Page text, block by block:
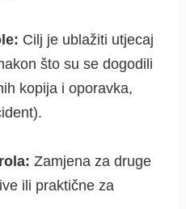
Cilj je ublažiti utjecaj
što su se dogodili
kopija i oporavka,
Zamjena za druge
ili praktične za